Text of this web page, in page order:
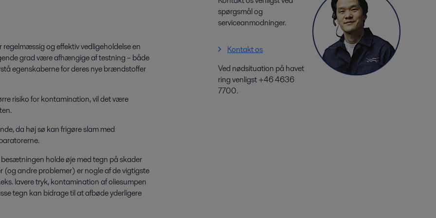
og effektiv vedligeholdelse en
grad være afhængige af testning – både
egenskaberne for deres nye brændstoffer
risiko for kontamination, vil det være
da høj sø kan frigøre slam med
holde øje med tegn på skader
andre problemer) er nogle af de vigtigste
lavere tryk, kontamination af oliesumpen
tegn kan bidrage til at afbøde yderligere
spørgsmål og
serviceanmodninger.
Kontakt os
Ved nødsituation på havet
ring venligst +46 4636
7700.